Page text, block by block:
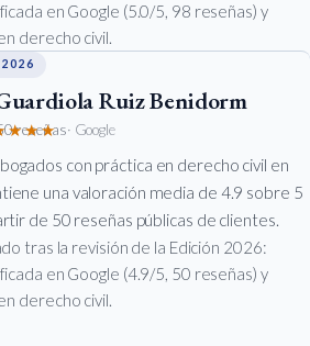
en Google (5.0/5, 98 reseñas) y
derecho civil.
Ruiz Benidorm
reseñas· Google
con práctica en derecho civil en
una valoración media de 4.9 sobre 5
de 50 reseñas públicas de clientes.
tras la revisión de la Edición 2026:
en Google (4.9/5, 50 reseñas) y
derecho civil.